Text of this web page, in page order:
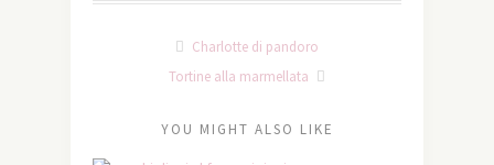
Charlotte di pandoro
Tortine alla marmellata
YOU MIGHT ALSO LIKE